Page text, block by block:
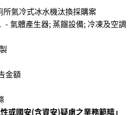
所氣冷式冰水機汰換採購案
- 氣體產生器; 蒸餾設備; 冷凍及空調
金額
或國安(含資安)疑慮之業務範疇」